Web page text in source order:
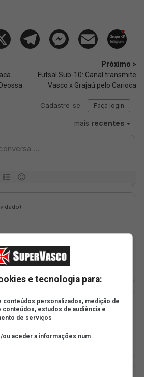
Próximo >
Futsal Sub-10: Canal transmite
Vasco x Grajaú pelo Carioca
e tecnologia para:
conteúdos personalizados, medição de
conteúdos, estudos de audiência e
de serviços
ou aceder a informações num